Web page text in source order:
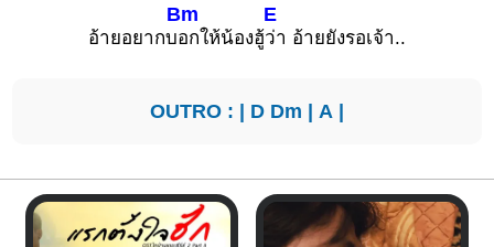
อ้ายอยากบ
Bm
อกให้น้องฮู้
E
ว่า อ้ายยังรอเจ้า..
OUTRO : | D Dm | A |